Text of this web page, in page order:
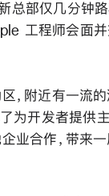
部仅几分钟路
工程师会面
，附近有一流的
为开发者提供
业合作，带来